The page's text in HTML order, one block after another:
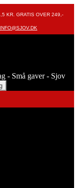
KR. GRATIS OVER 249,-
INFO@SJOV.DK